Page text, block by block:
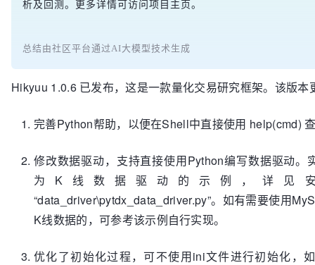
析及回测。更多详情可访问项目主页。
总结由社区平台通过AI大模型技术生成
Hikyuu 1.0.6 已发布，这是一款量化交易研究框架。该版本
完善Python帮助，以便在Shell中直接使用 help(cmd)
修改数据驱动，支持直接使用Python编写数据驱动。
为K线数据驱动的示例，详见
“data_driver\pytdx_data_driver.py”。如有需要使用
K线数据的，可参考该示例自行实现。
优化了初始化过程，可不使用ini文件进行初始化，